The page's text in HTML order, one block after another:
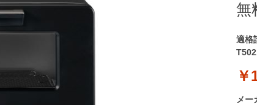
無
適格
￥
メー